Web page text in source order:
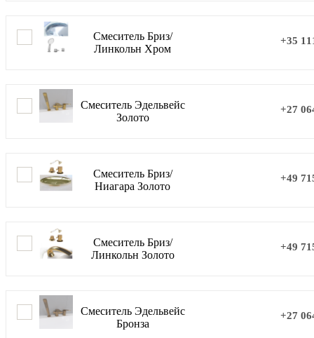
Смеситель Бриз/
Линкольн Хром
+35
Смеситель Эдельвейс
Золото
+27
Смеситель Бриз/
Ниагара Золото
+49
Смеситель Бриз/
Линкольн Золото
+49
Смеситель Эдельвейс
Бронза
+27